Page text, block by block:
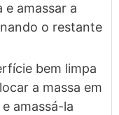
e amassar a
o restante
bem limpa
a massa em
amassá-la